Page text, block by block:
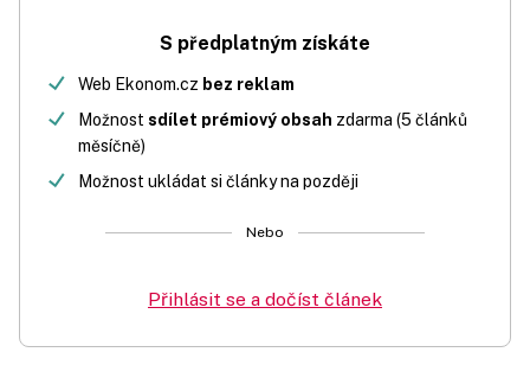
S předplatným získáte
Web Ekonom.cz bez reklam
Možnost sdílet prémiový obsah zdarma (5 článků
měsíčně)
Možnost ukládat si články na později
Nebo
Přihlásit se a dočíst článek